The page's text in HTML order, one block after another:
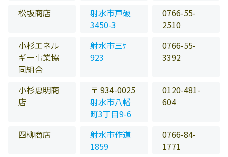
松坂商店
射水市戸破
3450-3
0766-55-
2510
小杉エネル
ギー事業協
同組合
射水市三ｹ
923
0766-55-
3392
小杉忠明商
店
〒 934-0025
射水市八幡
町3丁目9-6
0120-481-
604
四柳商店
射水市作道
1859
0766-84-
1771